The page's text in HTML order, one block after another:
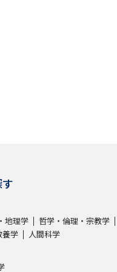
部・学科特集
ンス特集
奨学金・特待
新学年スタート号特集ペ
ト号特集ページ（高2生用
地理学
哲学・倫理・宗教学
養学 人間科学